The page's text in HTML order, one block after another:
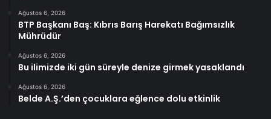
Ağustos 6, 2026
BTP Başkanı Baş: Kıbrıs Barış Harekatı Bağımsızlık
Mührüdür
Ağustos 6, 2026
Bu ilimizde iki gün süreyle denize girmek yasaklandı
Ağustos 6, 2026
Belde A.Ş.’den çocuklara eğlence dolu etkinlik